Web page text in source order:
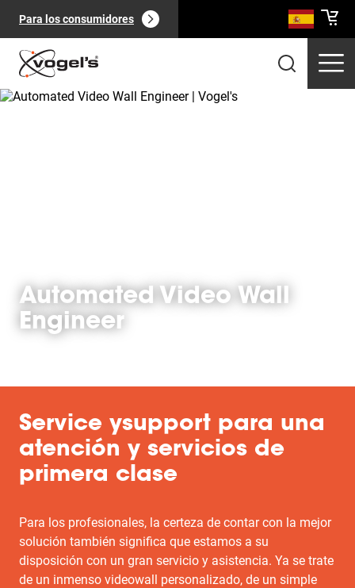
Para los consumidores
Páginas(0):
Automated Video Wall
Engineer
Service ysupport para una
atención y servicios de
primera clase
Para los profesionales, la certeza de contar con la mejor
solución también significa que estamos a su
disposición con un gran servicio y asistencia. Ya se trate
de un inmenso videowall personalizado, de un simple